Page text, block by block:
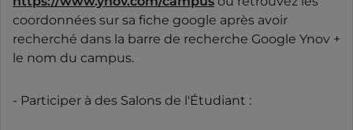
coordonnées sur sa fiche google après avoir
recherché dans la barre de recherche Google Ynov +
le nom du campus.
- Participer à des Salons de l'Étudiant :